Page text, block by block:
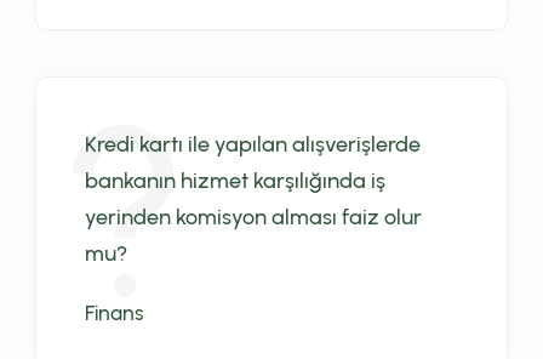
Kredi kartı ile yapılan alışverişlerde
bankanın hizmet karşılığında iş
yerinden komisyon alması faiz olur
mu?
Finans